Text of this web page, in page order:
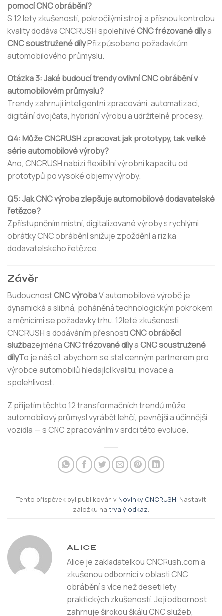
pomocí CNC obrábění?
S 12 lety zkušeností, pokročilými stroji a přísnou kontrolou
kvality dodává CNCRUSH spolehlivéCNC frézované dílya
CNC soustružené dílyPřizpůsobeno požadavkům
automobilového průmyslu.
Otázka 3: Jaké budoucí trendy ovlivní CNC obrábění v
automobilovém průmyslu?
Trendy zahrnují inteligentní zpracování, automatizaci,
digitální dvojčata, hybridní výrobu a udržitelné procesy.
Q4: Může CNCRUSH zpracovat jak prototypy, tak velké
série automobilové výroby?
Ano, CNCRUSH nabízí flexibilní výrobní kapacitu od
prototypů po vysoké objemy výroby.
Q5: Jak CNC výroba zlepšuje automobilové dodavatelské
řetězce?
Zpřístupněním místní, digitalizované výroby s rychlými
obrátky CNC obrábění snižuje zpoždění a rizika
dodavatelského řetězce.
Závěr
BudoucnostCNC výrobaV automobilové výrobě je
dynamická a slibná, poháněná technologickým pokrokem
a měnícími se požadavky trhu. 12leté zkušenosti
CNCRUSH s dodáváním přesnostiCNC obráběcí
službazejménaCNC frézované dílyaCNC soustružené
dílyTo je náš cíl, abychom se stal cenným partnerem pro
výrobce automobilů hledající kvalitu, inovace a
spolehlivost.
Z přijetím těchto 12 transformačních trendů může
automobilový průmysl vyrábět lehčí, pevnější a účinnější
vozidla — s CNC zpracováním v srdci této evoluce.
Tento příspěvek byl publikován v Novinky CNCRUSH. Nastavit
záložku na trvalý odkaz.
ALICE
Alice je zakladatelkou CNCRush.com a
zkušenou odbornicí v oblasti CNC
obrábění s více než deseti lety
praktických zkušeností. Její odbornost
zahrnuje širokou škálu CNC služeb,